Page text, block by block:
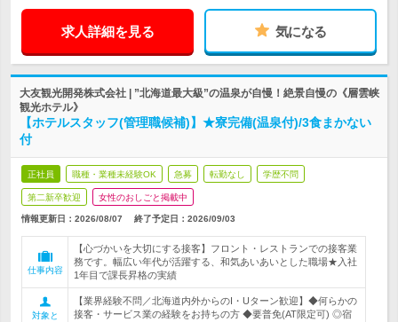
求人詳細を見る 気になる
大友観光開発株式会社 | ”北海道最大級”の温泉が自慢！絶景自慢の《層雲峡
観光ホテル》
【ホテルスタッフ(管理職候補)】★寮完備(温泉付)/3食まかない
付
正社員 職種・業種未経験OK 急募 転勤なし 学歴不問
第二新卒歓迎 女性のおしごと掲載中
情報更新日：2026/08/07 終了予定日： 2026/09/03
仕事内容
【心づかいを大切にする接客】フロント・レストランでの接客業
務です。幅広い年代が活躍する、和気あいあいとした職場★入社
1年目で課長昇格の実績
対象と
【業界経験不問／北海道内外からのI・Uターン歓迎】◆何らかの
接客・サービス業の経験をお持ちの方 ◆要普免(AT限定可) ◎宿